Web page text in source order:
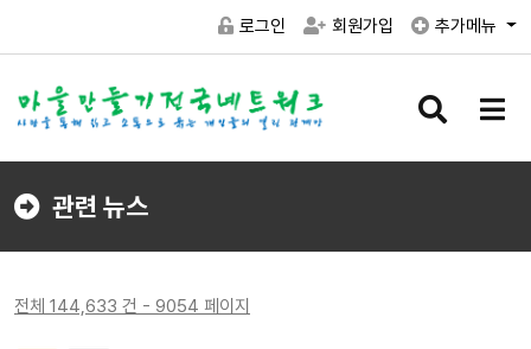
로그인 회원가입 추가메뉴
검
버
메
버
관련 뉴스
전체 144,633 건 - 9054 페이지